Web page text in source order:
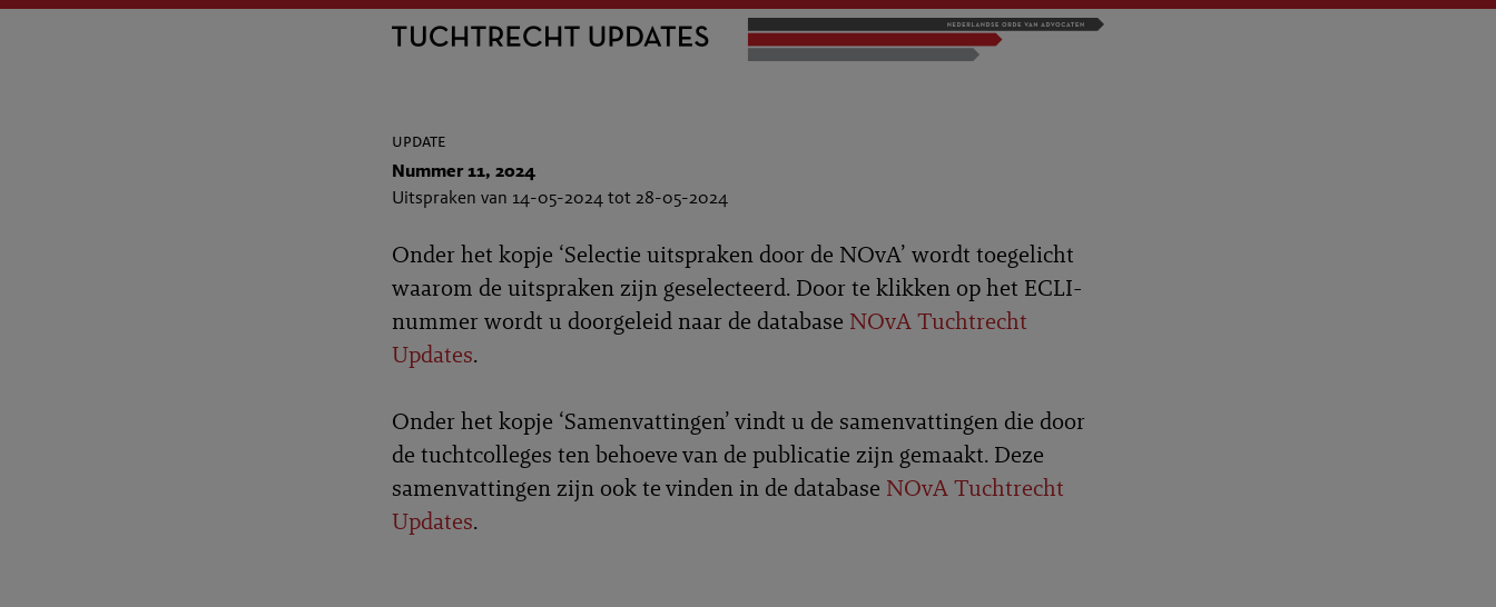
update
Nummer 11, 2024
Uitspraken van 14-05-2024 tot 28-05-2024
Onder het kopje ‘Selectie uitspraken door de NOvA’ wordt toegelicht
waarom de uitspraken zijn geselecteerd. Door te klikken op het ECLI-
nummer wordt u doorgeleid naar de database NOvA Tuchtrecht
Updates.
Onder het kopje ‘Samenvattingen’ vindt u de samenvattingen die door
de tuchtcolleges ten behoeve van de publicatie zijn gemaakt. Deze
samenvattingen zijn ook te vinden in de database NOvA Tuchtrecht
Updates.